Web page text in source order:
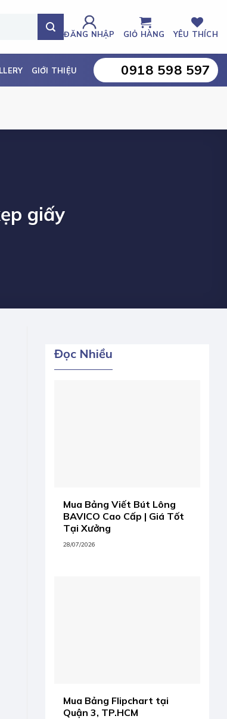
ĐĂNG NHẬP GIỎ HÀNG YÊU THÍCH
GIỚI THIỆU 0918 598 597
giấy
Đọc Nhiều
Mua Bảng Viết Bút Lông
BAVICO Cao Cấp | Giá Tốt
Tại Xưởng
28/07/2026
Mua Bảng Flipchart tại
Quận 3, TP.HCM